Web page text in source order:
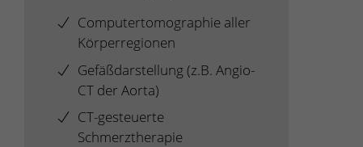
Computertomographie aller
Körperregionen
Gefäßdarstellung (z.B. Angio-
CT der Aorta)
CT-gesteuerte
Schmerztherapie